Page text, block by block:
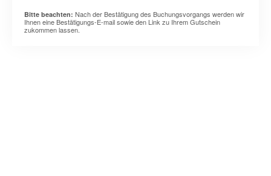
Bitte beachten: Nach der Bestätigung des Buchungsvorgangs werden wir
Ihnen eine Bestätigungs-E-mail sowie den Link zu Ihrem Gutschein
zukommen lassen.